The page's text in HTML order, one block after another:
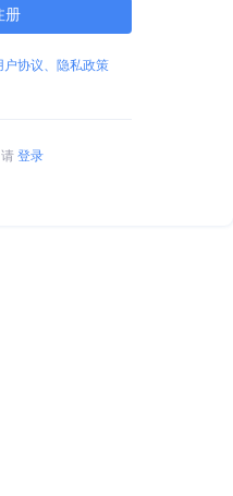
册
户协议、隐私政策
登录